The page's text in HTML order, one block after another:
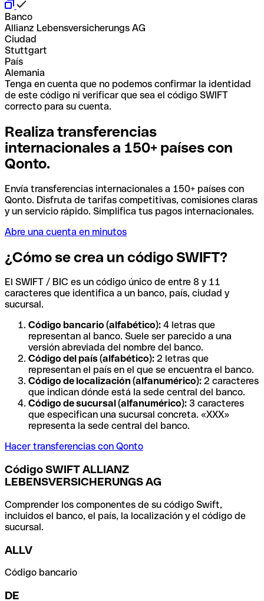
Banco
Allianz Lebensversicherungs AG
Ciudad
Stuttgart
País
Alemania
Tenga en cuenta que no podemos confirmar la identidad
de este código ni verificar que sea el código SWIFT
correcto para su cuenta.
Realiza transferencias
internacionales a 150+ países con
Qonto.
Envía transferencias internacionales a 150+ países con
Qonto. Disfruta de tarifas competitivas, comisiones claras
y un servicio rápido. Simplifica tus pagos internacionales.
Abre una cuenta en minutos
¿Cómo se crea un código SWIFT?
El SWIFT / BIC es un código único de entre 8 y 11
caracteres que identifica a un banco, país, ciudad y
sucursal.
Código bancario (alfabético): 4 letras que
representan al banco. Suele ser parecido a una
versión abreviada del nombre del banco.
Código del país (alfabético): 2 letras que
representan el país en el que se encuentra el banco.
Código de localización (alfanumérico): 2 caracteres
que indican dónde está la sede central del banco.
Código de sucursal (alfanumérico): 3 caracteres
que especifican una sucursal concreta. «XXX»
representa la sede central del banco.
Hacer transferencias con Qonto
Código SWIFT ALLIANZ
LEBENSVERSICHERUNGS AG
Comprender los componentes de su código Swift,
incluidos el banco, el país, la localización y el código de
sucursal.
ALLV
Código bancario
DE